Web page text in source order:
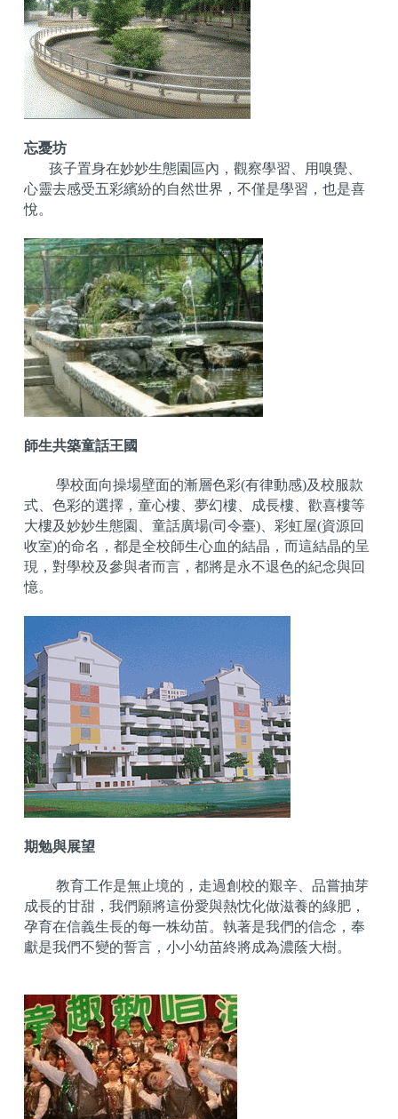
忘憂坊
孩子置身在妙妙生態園區內，觀察學習、用嗅覺、
心靈去感受五彩繽紛的自然世界，不僅是學習，也是喜
悅。
師生共築童話王國
學校面向操場壁面的漸層色彩(有律動感)及校服款
式、色彩的選擇，童心樓、夢幻樓、成長樓、歡喜樓等
大樓及妙妙生態園、童話廣場(司令臺)、彩虹屋(資源回
收室)的命名，都是全校師生心血的結晶，而這結晶的呈
現，對學校及參與者而言，都將是永不退色的紀念與回
憶。
期勉與展望
教育工作是無止境的，走過創校的艱辛、品嘗抽芽
成長的甘甜，我們願將這份愛與熱忱化做滋養的綠肥，
孕育在信義生長的每一株幼苗。執著是我們的信念，奉
獻是我們不變的誓言，小小幼苗終將成為濃蔭大樹。